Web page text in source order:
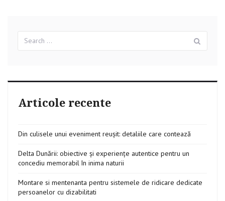
for:
Articole recente
Din culisele unui eveniment reușit: detaliile care contează
Delta Dunării: obiective și experiențe autentice pentru un
concediu memorabil în inima naturii
Montare si mentenanta pentru sistemele de ridicare dedicate
persoanelor cu dizabilitati